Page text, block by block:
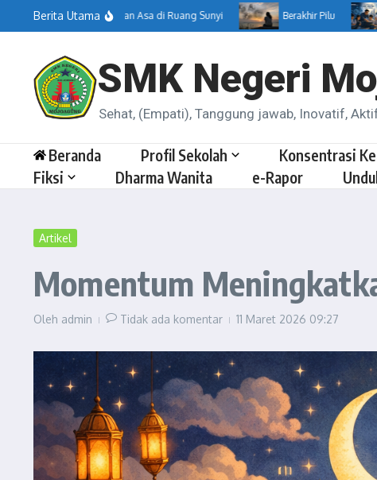
Berita UtamaGuratan Asa di Ruang Sunyi Berakhir Pilu
SMK Negeri
Sehat, (Empati), Tanggung jawab, Inovatif,
Beranda Profil Sekolah Konsentrasi
Fiksi
Dharma Wanita e-Rapor
Artikel
Momentum
Oleh admin Tidak ada komentar 11 Maret 2026 09:27